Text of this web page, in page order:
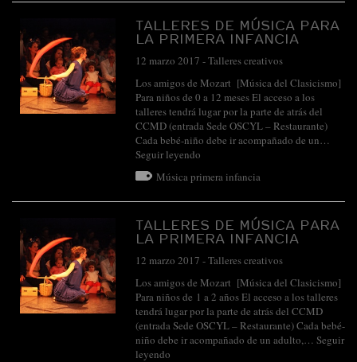
TALLERES DE MÚSICA PARA
LA PRIMERA INFANCIA
12 marzo 2017 -Talleres creativos
Los amigos de Mozart [Música del Clasicismo]
Para niños de 0 a 12 meses El acceso a los
talleres tendrá lugar por la parte de atrás del
CCMD (entrada Sede OSCYL – Restaurante)
Cada bebé-niño debe ir acompañado de un…
Seguir leyendo
Música primera infancia
TALLERES DE MÚSICA PARA
LA PRIMERA INFANCIA
12 marzo 2017 -Talleres creativos
Los amigos de Mozart [Música del Clasicismo]
Para niños de 1 a 2 años El acceso a los talleres
tendrá lugar por la parte de atrás del CCMD
(entrada Sede OSCYL – Restaurante) Cada bebé-
niño debe ir acompañado de un adulto,… Seguir
leyendo